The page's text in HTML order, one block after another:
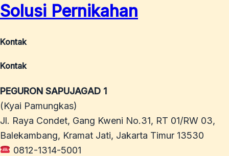
Solusi Pernikahan
Kontak
Kontak
PEGURON SAPUJAGAD 1
(Kyai Pamungkas)
Jl. Raya Condet, Gang Kweni No.31, RT 01/RW 03,
Balekambang, Kramat Jati, Jakarta Timur 13530
0812-1314-5001